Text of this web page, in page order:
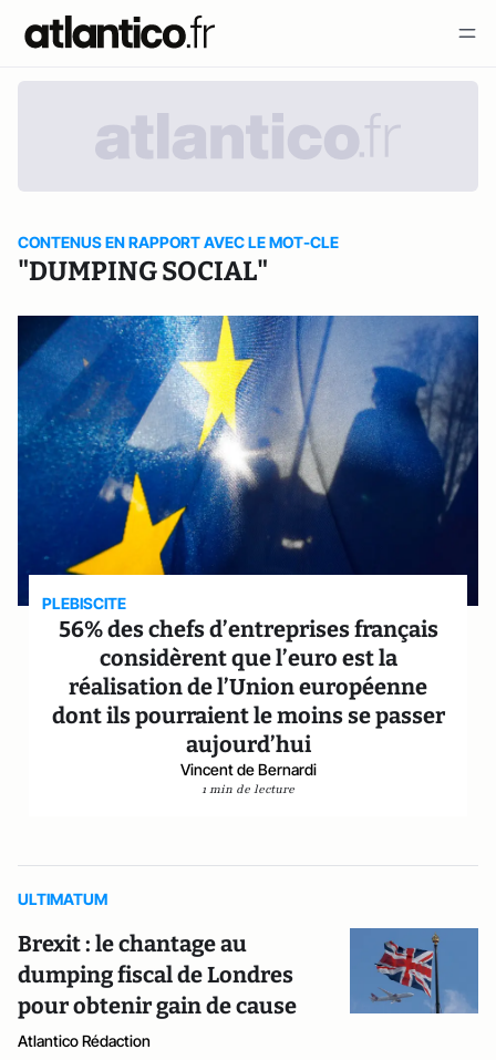
CONTENUS EN RAPPORT AVEC LE MOT-CLE
"DUMPING SOCIAL"
PLEBISCITE
56% des chefs d’entreprises français
considèrent que l’euro est la
réalisation de l’Union européenne
dont ils pourraient le moins se passer
aujourd’hui
Vincent de Bernardi
1 min de lecture
ULTIMATUM
Brexit : le chantage au
dumping fiscal de Londres
pour obtenir gain de cause
Atlantico Rédaction